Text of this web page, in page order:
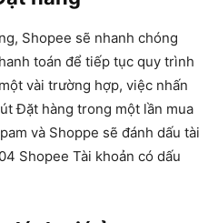
Shopee sẽ nhanh chóng
toán để tiếp tục quy trình
vài trường hợp, việc nhấn
Đặt hàng trong một lần mua
và Shoppe sẽ đánh dấu tài
Shopee Tài khoản có dấu